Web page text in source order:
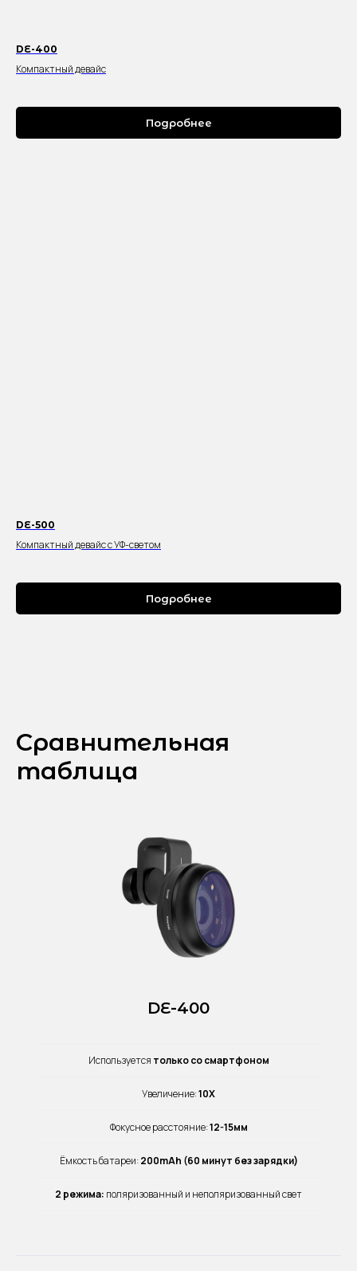
DE-400
Компактный девайс
Подробнее
DE-500
Компактный девайс с УФ-светом
Подробнее
Сравнительная
таблица
DE-400
Используется только со смартфоном
Увеличение:10X
Фокусное расстояние:12-15мм
Ёмкость батареи:200mAh (60 минут без зарядки)
2 режима: поляризованный и неполяризованный свет